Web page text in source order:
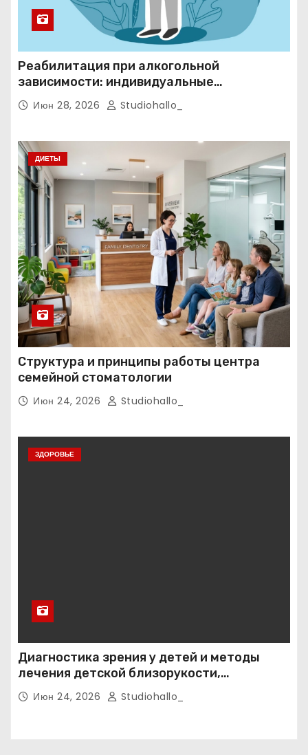
Реабилитация при алкогольной
зависимости: индивидуальные
программы, психотерапия и
ресоциализация при анонимном подходе
Июн 28, 2026 Studiohallo_
ДИЕТЫ
Структура и принципы работы центра
семейной стоматологии
Июн 24, 2026 Studiohallo_
ЗДОРОВЬЕ
Диагностика зрения у детей и методы
лечения детской близорукости,
косоглазия и амблиопии
Июн 24, 2026 Studiohallo_